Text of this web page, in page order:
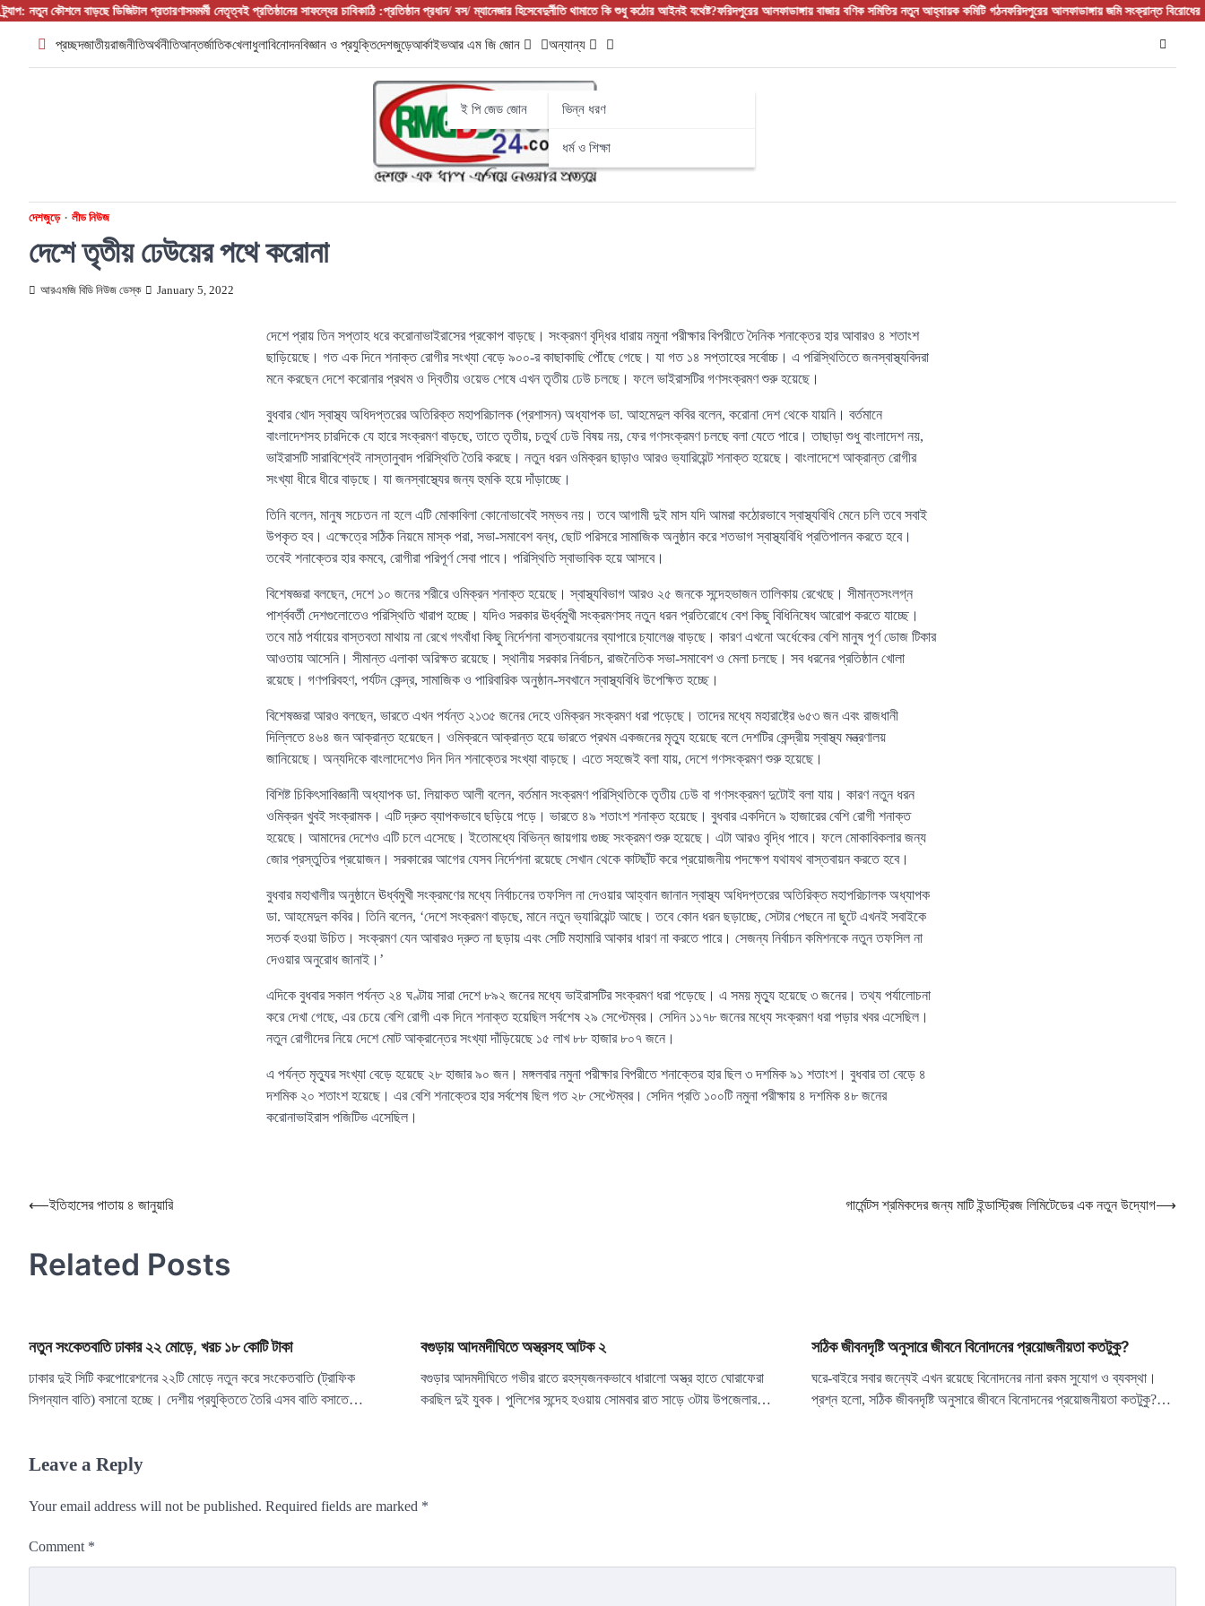
Skip
content
কৌশলে বাড়ছে ডিজিটাল প্রতারণাসমমর্মী নেতৃত্বই প্রতিষ্ঠানের সাফল্যের চাবিকাঠি :প্রতিষ্ঠান প্রধান/ বস/ ম্যানেজার হিসেবেদুর্নীতি থামাতে কি শুধু কঠোর আইনই যথেষ্ট?ফরিদপুরের আলফাডাঙ্গায় বাজার বণিক সমিতির নতুন আহ্বায়ক কমিটি গঠনফরিদপুরের আলফাডাঙ্গায় জমি সংক্রান্ত বিরোধের জেরে
প্রচ্ছদজাতীয়রাজনীতিঅর্থনীতিআন্তর্জাতিকখেলাধুলাবিনোদনবিজ্ঞান ও প্রযুক্তিদেশজুড়েআর্কাইভআর এম জি জোন
ই পি জেড জোন
অন্যান্য
ভিন্ন ধরণ
ধর্ম ও শিক্ষা
দেশজুড়ে লীড নিউজ
দেশে তৃতীয় ঢেউয়ের পথে করোনা
আরএমজি বিডি নিউজ ডেস্ক January 5, 2022
দেশে প্রায় তিন সপ্তাহ ধরে করোনাভাইরাসের প্রকোপ বাড়ছে। সংক্রমণ বৃদ্ধির ধারায় নমুনা পরীক্ষার বিপরীতে দৈনিক শনাক্তের হার আবারও ৪ শতাংশ
ছাড়িয়েছে। গত এক দিনে শনাক্ত রোগীর সংখ্যা বেড়ে ৯০০-র কাছাকাছি পৌঁছে গেছে। যা গত ১৪ সপ্তাহের সর্বোচ্চ। এ পরিস্থিতিতে জনস্বাস্থ্যবিদরা
মনে করছেন দেশে করোনার প্রথম ও দ্বিতীয় ওয়েভ শেষে এখন তৃতীয় ঢেউ চলছে। ফলে ভাইরাসটির গণসংক্রমণ শুরু হয়েছে।
বুধবার খোদ স্বাস্থ্য অধিদপ্তরের অতিরিক্ত মহাপরিচালক (প্রশাসন) অধ্যাপক ডা. আহমেদুল কবির বলেন, করোনা দেশ থেকে যায়নি। বর্তমানে
বাংলাদেশসহ চারদিকে যে হারে সংক্রমণ বাড়ছে, তাতে তৃতীয়, চতুর্থ ঢেউ বিষয় নয়, ফের গণসংক্রমণ চলছে বলা যেতে পারে। তাছাড়া শুধু বাংলাদেশ নয়,
ভাইরাসটি সারাবিশ্বেই নাস্তানুবাদ পরিস্থিতি তৈরি করছে। নতুন ধরন ওমিক্রন ছাড়াও আরও ভ্যারিয়েন্ট শনাক্ত হয়েছে। বাংলাদেশে আক্রান্ত রোগীর
সংখ্যা ধীরে ধীরে বাড়ছে। যা জনস্বাস্থ্যের জন্য হুমকি হয়ে দাঁড়াচ্ছে।
তিনি বলেন, মানুষ সচেতন না হলে এটি মোকাবিলা কোনোভাবেই সম্ভব নয়। তবে আগামী দুই মাস যদি আমরা কঠোরভাবে স্বাস্থ্যবিধি মেনে চলি তবে সবাই
উপকৃত হব। এক্ষেত্রে সঠিক নিয়মে মাস্ক পরা, সভা-সমাবেশ বন্ধ, ছোট পরিসরে সামাজিক অনুষ্ঠান করে শতভাগ স্বাস্থ্যবিধি প্রতিপালন করতে হবে।
তবেই শনাক্তের হার কমবে, রোগীরা পরিপূর্ণ সেবা পাবে। পরিস্থিতি স্বাভাবিক হয়ে আসবে।
বিশেষজ্ঞরা বলছেন, দেশে ১০ জনের শরীরে ওমিক্রন শনাক্ত হয়েছে। স্বাস্থ্যবিভাগ আরও ২৫ জনকে সন্দেহভাজন তালিকায় রেখেছে। সীমান্তসংলগ্ন
পার্শ্ববর্তী দেশগুলোতেও পরিস্থিতি খারাপ হচ্ছে। যদিও সরকার ঊর্ধ্বমুখী সংক্রমণসহ নতুন ধরন প্রতিরোধে বেশ কিছু বিধিনিষেধ আরোপ করতে যাচ্ছে।
তবে মাঠ পর্যায়ের বাস্তবতা মাথায় না রেখে গৎবাঁধা কিছু নির্দেশনা বাস্তবায়নের ব্যাপারে চ্যালেঞ্জ বাড়ছে। কারণ এখনো অর্ধেকের বেশি মানুষ পূর্ণ ডোজ টিকার
আওতায় আসেনি। সীমান্ত এলাকা অরিক্ষত রয়েছে। স্থানীয় সরকার নির্বাচন, রাজনৈতিক সভা-সমাবেশ ও মেলা চলছে। সব ধরনের প্রতিষ্ঠান খোলা
রয়েছে। গণপরিবহণ, পর্যটন কেন্দ্র, সামাজিক ও পারিবারিক অনুষ্ঠান-সবখানে স্বাস্থ্যবিধি উপেক্ষিত হচ্ছে।
বিশেষজ্ঞরা আরও বলছেন, ভারতে এখন পর্যন্ত ২১৩৫ জনের দেহে ওমিক্রন সংক্রমণ ধরা পড়েছে। তাদের মধ্যে মহারাষ্ট্রে ৬৫৩ জন এবং রাজধানী
দিল্লিতে ৪৬৪ জন আক্রান্ত হয়েছেন। ওমিক্রনে আক্রান্ত হয়ে ভারতে প্রথম একজনের মৃত্যু হয়েছে বলে দেশটির কেন্দ্রীয় স্বাস্থ্য মন্ত্রণালয়
জানিয়েছে। অন্যদিকে বাংলাদেশেও দিন দিন শনাক্তের সংখ্যা বাড়ছে। এতে সহজেই বলা যায়, দেশে গণসংক্রমণ শুরু হয়েছে।
বিশিষ্ট চিকিৎসাবিজ্ঞানী অধ্যাপক ডা. লিয়াকত আলী বলেন, বর্তমান সংক্রমণ পরিস্থিতিকে তৃতীয় ঢেউ বা গণসংক্রমণ দুটোই বলা যায়। কারণ নতুন ধরন
ওমিক্রন খুবই সংক্রামক। এটি দ্রুত ব্যাপকভাবে ছড়িয়ে পড়ে। ভারতে ৪৯ শতাংশ শনাক্ত হয়েছে। বুধবার একদিনে ৯ হাজারের বেশি রোগী শনাক্ত
হয়েছে। আমাদের দেশেও এটি চলে এসেছে। ইতোমধ্যে বিভিন্ন জায়গায় গুচ্ছ সংক্রমণ শুরু হয়েছে। এটা আরও বৃদ্ধি পাবে। ফলে মোকাবিকলার জন্য
জোর প্রস্তুতির প্রয়োজন। সরকারের আগের যেসব নির্দেশনা রয়েছে সেখান থেকে কাটছাঁট করে প্রয়োজনীয় পদক্ষেপ যথাযথ বাস্তবায়ন করতে হবে।
বুধবার মহাখালীর অনুষ্ঠানে ঊর্ধ্বমুখী সংক্রমণের মধ্যে নির্বাচনের তফসিল না দেওয়ার আহ্বান জানান স্বাস্থ্য অধিদপ্তরের অতিরিক্ত মহাপরিচালক অধ্যাপক
ডা. আহমেদুল কবির। তিনি বলেন, ‘দেশে সংক্রমণ বাড়ছে, মানে নতুন ভ্যারিয়েন্ট আছে। তবে কোন ধরন ছড়াচ্ছে, সেটার পেছনে না ছুটে এখনই সবাইকে
সতর্ক হওয়া উচিত। সংক্রমণ যেন আবারও দ্রুত না ছড়ায় এবং সেটি মহামারি আকার ধারণ না করতে পারে। সেজন্য নির্বাচন কমিশনকে নতুন তফসিল না
দেওয়ার অনুরোধ জানাই।’
এদিকে বুধবার সকাল পর্যন্ত ২৪ ঘণ্টায় সারা দেশে ৮৯২ জনের মধ্যে ভাইরাসটির সংক্রমণ ধরা পড়েছে। এ সময় মৃত্যু হয়েছে ৩ জনের। তথ্য পর্যালোচনা
করে দেখা গেছে, এর চেয়ে বেশি রোগী এক দিনে শনাক্ত হয়েছিল সর্বশেষ ২৯ সেপ্টেম্বর। সেদিন ১১৭৮ জনের মধ্যে সংক্রমণ ধরা পড়ার খবর এসেছিল।
নতুন রোগীদের নিয়ে দেশে মোট আক্রান্তের সংখ্যা দাঁড়িয়েছে ১৫ লাখ ৮৮ হাজার ৮০৭ জনে।
এ পর্যন্ত মৃত্যুর সংখ্যা বেড়ে হয়েছে ২৮ হাজার ৯০ জন। মঙ্গলবার নমুনা পরীক্ষার বিপরীতে শনাক্তের হার ছিল ৩ দশমিক ৯১ শতাংশ। বুধবার তা বেড়ে ৪
দশমিক ২০ শতাংশ হয়েছে। এর বেশি শনাক্তের হার সর্বশেষ ছিল গত ২৮ সেপ্টেম্বর। সেদিন প্রতি ১০০টি নমুনা পরীক্ষায় ৪ দশমিক ৪৮ জনের
করোনাভাইরাস পজিটিভ এসেছিল।
Post
⟵ইতিহাসের পাতায় ৪ জানুয়ারি গার্মেন্টস শ্রমিকদের জন্য মাটি ইন্ডাস্ট্রিজ লিমিটেডের এক নতুন উদ্যোগ⟶
Related Posts
নতুন সংকেতবাতি ঢাকার ২২ মোড়ে, খরচ ১৮ কোটি টাকা
ঢাকার দুই সিটি করপোরেশনের ২২টি মোড়ে নতুন করে সংকেতবাতি (ট্রাফিক
সিগন্যাল বাতি) বসানো হচ্ছে। দেশীয় প্রযুক্তিতে তৈরি এসব বাতি বসাতে…
বগুড়ায় আদমদীঘিতে অস্ত্রসহ আটক ২
বগুড়ার আদমদীঘিতে গভীর রাতে রহস্যজনকভাবে ধারালো অস্ত্র হাতে ঘোরাফেরা
করছিল দুই যুবক। পুলিশের সন্দেহ হওয়ায় সোমবার রাত সাড়ে ৩টায় উপজেলার…
সঠিক জীবনদৃষ্টি অনুসারে জীবনে বিনোদনের প্রয়োজনীয়তা কতটুকু?
ঘরে-বাইরে সবার জন্যেই এখন রয়েছে বিনোদনের নানা রকম সুযোগ ও ব্যবস্থা।
প্রশ্ন হলো, সঠিক জীবনদৃষ্টি অনুসারে জীবনে বিনোদনের প্রয়োজনীয়তা কতটুকু?…
Leave a Reply
Your email address will not be published. Required fields are marked *
Comment *